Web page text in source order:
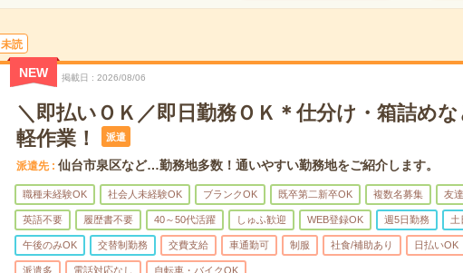
未読
NEW 掲載日 2026/08/06
＼即払いＯＫ／即日勤務ＯＫ＊仕分け・箱詰め
軽作業！
派遣
派遣先 仙台市泉区など…勤務地多数！通いやすい勤務地をご紹介します。
職種未経験OK 社会人未経験OK ブランクOK 既卒第二新卒OK 複数名募集 友
英語不要 履歴書不要 40～50代活躍 しゅふ歓迎 WEB登録OK 週5日勤務 土
午後のみOK 交替制勤務 交費支給 車通勤可 制服 社食/補助あり 日払いOK
派遣多 電話対応なし 自転車・バイクOK